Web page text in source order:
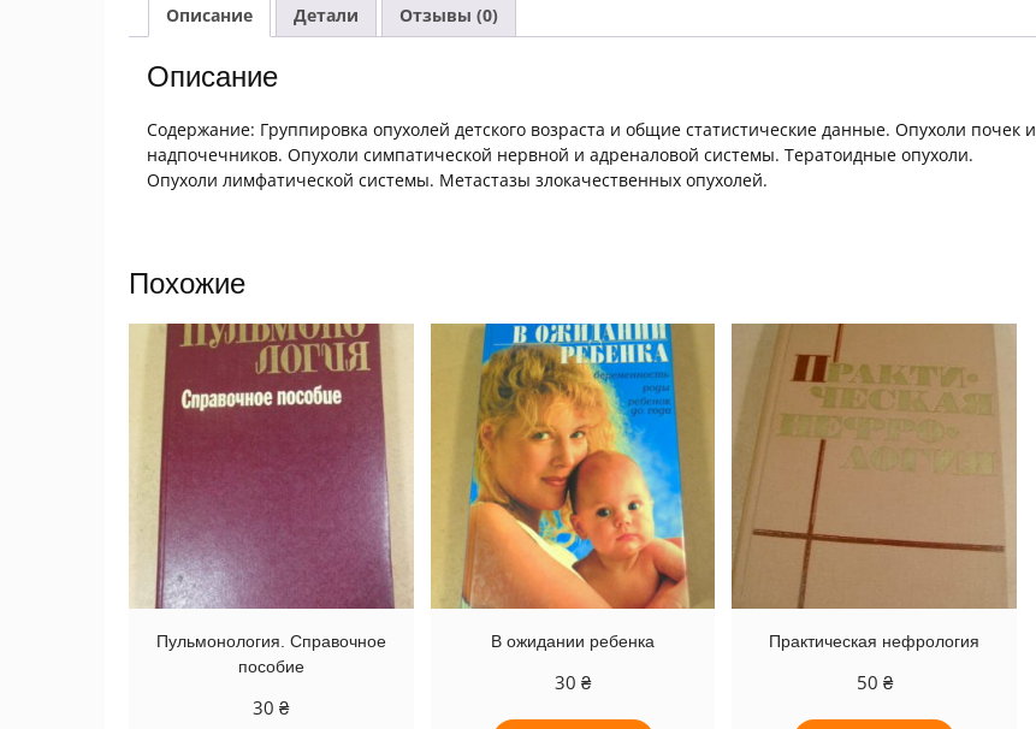
Описание Детали Отзывы (0)
Описание
Содержание: Группировка опухолей детского возраста и общие статистические данные. Опухоли почек и
надпочечников. Опухоли симпатической нервной и адреналовой системы. Тератоидные опухоли.
Опухоли лимфатической системы. Метастазы злокачественных опухолей.
Похожие
Пульмонология. Справочное
пособие
30₴
В ожидании ребенка
30 ₴
Практическая нефрология
50 ₴